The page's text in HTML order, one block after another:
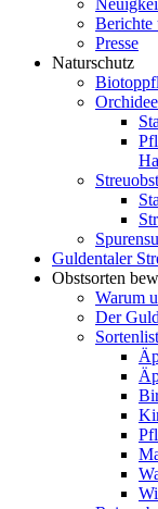
Berichte
Presse
Naturschutz
Guldentaler
Obstsorten
Warum
Der